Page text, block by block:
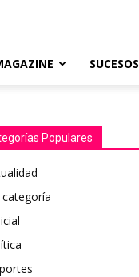
SUCESOS
Populares
categoría